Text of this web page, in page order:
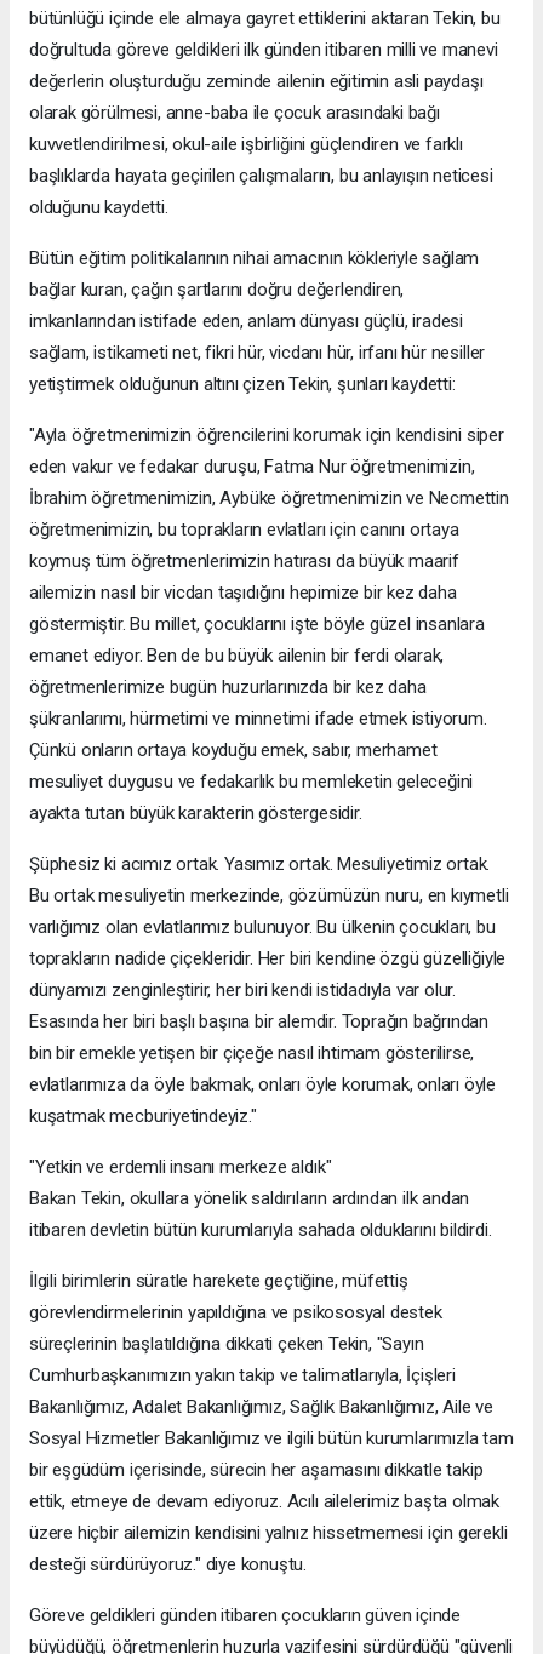
bütünlüğü içinde ele almaya gayret ettiklerini aktaran Tekin, bu
doğrultuda göreve geldikleri ilk günden itibaren milli ve manevi
değerlerin oluşturduğu zeminde ailenin eğitimin asli paydaşı
olarak görülmesi, anne-baba ile çocuk arasındaki bağı
kuvvetlendirilmesi, okul-aile işbirliğini güçlendiren ve farklı
başlıklarda hayata geçirilen çalışmaların, bu anlayışın neticesi
olduğunu kaydetti.
Bütün eğitim politikalarının nihai amacının kökleriyle sağlam
bağlar kuran, çağın şartlarını doğru değerlendiren,
imkanlarından istifade eden, anlam dünyası güçlü, iradesi
sağlam, istikameti net, fikri hür, vicdanı hür, irfanı hür nesiller
yetiştirmek olduğunun altını çizen Tekin, şunları kaydetti:
"Ayla öğretmenimizin öğrencilerini korumak için kendisini siper
eden vakur ve fedakar duruşu, Fatma Nur öğretmenimizin,
İbrahim öğretmenimizin, Aybüke öğretmenimizin ve Necmettin
öğretmenimizin, bu toprakların evlatları için canını ortaya
koymuş tüm öğretmenlerimizin hatırası da büyük maarif
ailemizin nasıl bir vicdan taşıdığını hepimize bir kez daha
göstermiştir. Bu millet, çocuklarını işte böyle güzel insanlara
emanet ediyor. Ben de bu büyük ailenin bir ferdi olarak,
öğretmenlerimize bugün huzurlarınızda bir kez daha
şükranlarımı, hürmetimi ve minnetimi ifade etmek istiyorum.
Çünkü onların ortaya koyduğu emek, sabır, merhamet
mesuliyet duygusu ve fedakarlık bu memleketin geleceğini
ayakta tutan büyük karakterin göstergesidir.
Şüphesiz ki acımız ortak. Yasımız ortak. Mesuliyetimiz ortak.
Bu ortak mesuliyetin merkezinde, gözümüzün nuru, en kıymetli
varlığımız olan evlatlarımız bulunuyor. Bu ülkenin çocukları, bu
toprakların nadide çiçekleridir. Her biri kendine özgü güzelliğiyle
dünyamızı zenginleştirir, her biri kendi istidadıyla var olur.
Esasında her biri başlı başına bir alemdir. Toprağın bağrından
bin bir emekle yetişen bir çiçeğe nasıl ihtimam gösterilirse,
evlatlarımıza da öyle bakmak, onları öyle korumak, onları öyle
kuşatmak mecburiyetindeyiz."
"Yetkin ve erdemli insanı merkeze aldık"
Bakan Tekin, okullara yönelik saldırıların ardından ilk andan
itibaren devletin bütün kurumlarıyla sahada olduklarını bildirdi.
İlgili birimlerin süratle harekete geçtiğine, müfettiş
görevlendirmelerinin yapıldığına ve psikososyal destek
süreçlerinin başlatıldığına dikkati çeken Tekin, "Sayın
Cumhurbaşkanımızın yakın takip ve talimatlarıyla, İçişleri
Bakanlığımız, Adalet Bakanlığımız, Sağlık Bakanlığımız, Aile ve
Sosyal Hizmetler Bakanlığımız ve ilgili bütün kurumlarımızla tam
bir eşgüdüm içerisinde, sürecin her aşamasını dikkatle takip
ettik, etmeye de devam ediyoruz. Acılı ailelerimiz başta olmak
üzere hiçbir ailemizin kendisini yalnız hissetmemesi için gerekli
desteği sürdürüyoruz." diye konuştu.
Göreve geldikleri günden itibaren çocukların güven içinde
büyüdüğü, öğretmenlerin huzurla vazifesini sürdürdüğü "güvenli